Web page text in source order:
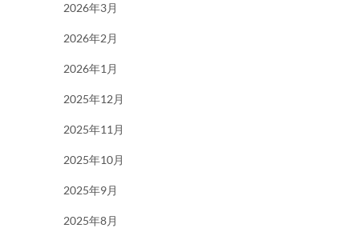
2026年3月
2026年2月
2026年1月
2025年12月
2025年11月
2025年10月
2025年9月
2025年8月